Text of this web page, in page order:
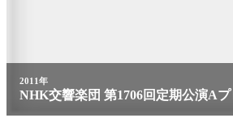
2011年
NHK交響楽団 第1706回定期公演A